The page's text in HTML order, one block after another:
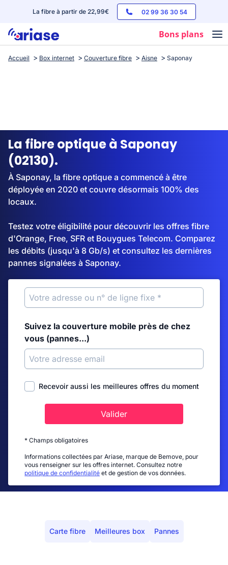
La fibre à partir de 22,99€ 02 99 36 30 54
Bons plans
Box internet
Streaming
Accueil Box internet Couverture fibre Aisne Saponay
La fibre optique à Saponay
(02130).
À Saponay, la fibre optique a commencé à être
déployée en 2020 et couvre désormais 100% des
locaux.
Testez votre éligibilité pour découvrir les offres fibre
d'Orange, Free, SFR et Bouygues Telecom. Comparez
les débits (jusqu'à 8 Gb/s) et consultez les dernières
pannes signalées à Saponay.
Suivez la couverture mobile près de chez
vous (pannes...)
Recevoir aussi les meilleures offres du moment
Valider
* Champs obligatoires
Informations collectées par Ariase, marque de Bemove, pour
vous renseigner sur les offres internet. Consultez notre
politique de confidentialité et de gestion de vos données.
Carte fibre Meilleures box Pannes